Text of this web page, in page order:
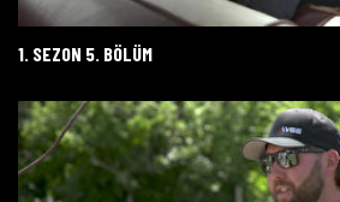
1. SEZON 5. BÖLÜM